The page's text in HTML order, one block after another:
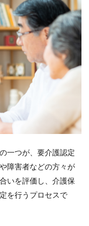
一つが、要介護認定
障害者などの方々が
いを評価し、介護保
を行うプロセスで